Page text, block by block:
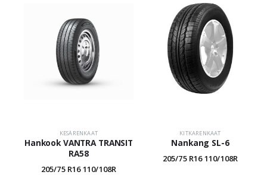
KESÄRENKAAT
Hankook VANTRA TRANSIT
RA58
205/75 R16 110/108R
KITKARENKAAT
Nankang SL-6
205/75 R16 110/108R